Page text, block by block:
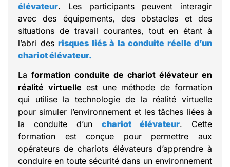
élévateur. Les participants peuvent interagir
avec des équipements, des obstacles et des
situations de travail courantes, tout en étant à
l’abri des risques liés à la conduite réelle d’un
chariot élévateur.
La formation conduite de chariot élévateur en
réalité virtuelle est une méthode de formation
qui utilise la technologie de la réalité virtuelle
pour simuler l’environnement et les tâches liées à
la conduite d’un chariot élévateur. Cette
formation est conçue pour permettre aux
opérateurs de chariots élévateurs d’apprendre à
conduire en toute sécurité dans un environnement